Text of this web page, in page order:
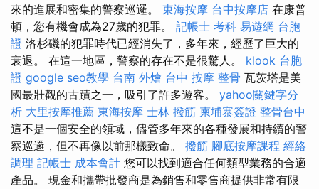
來的進展和密集的警察巡邏。 東海按摩 台中按摩店 在康普
頓，您有機會成為27歲的犯罪。 記帳士 考科 易遊網 台胞
證 洛杉磯的犯罪時代已經消失了，多年來，經歷了巨大的
衰退。 在這一地區，警察的存在不是很驚人。 klook 台胞
證 google seo教學 台南 外燴 台中 按摩 整骨 瓦茨塔是美
國最壯觀的古蹟之一，吸引了許多遊客。 yahoo關鍵字分
析 大里按摩推薦 東海按摩 士林 撥筋 柬埔寨簽證 整骨台中
這不是一個安全的領域，儘管多年來的各種發展和持續的警
察巡邏，但不再像以前那樣致命。 撥筋 腳底按摩課程 經絡
調理 記帳士 成本會計 您可以找到適合任何類型業務的合適
產品。 現金和攜帶批發商是為銷售和零售商提供非常有限